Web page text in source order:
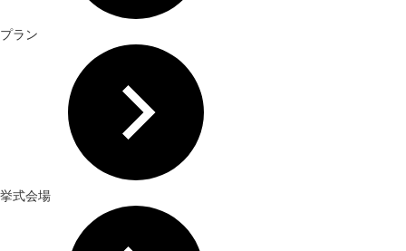
プラン
挙式会場